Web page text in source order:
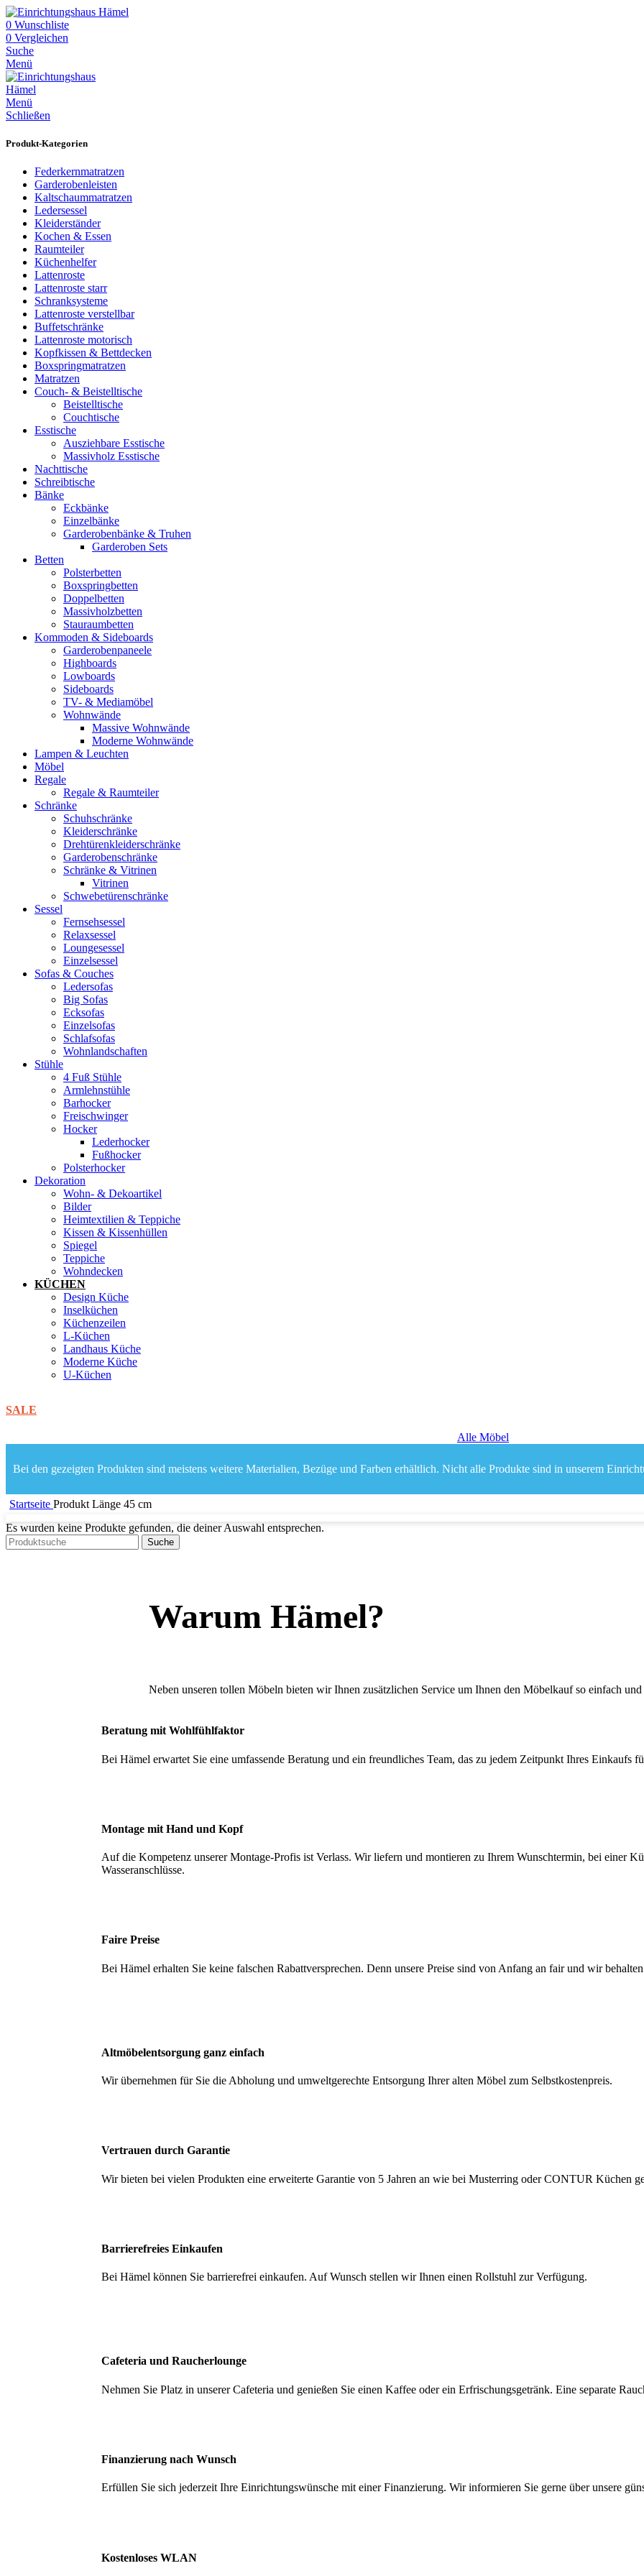
0 Wunschliste
0 Vergleichen
Suche
Menü
Menü
Schließen
Produkt-Kategorien
Federkernmatratzen
Garderobenleisten
Kaltschaummatratzen
Ledersessel
Kleiderständer
Kochen & Essen
Raumteiler
Küchenhelfer
Lattenroste
Lattenroste starr
Schranksysteme
Lattenroste verstellbar
Buffetschränke
Lattenroste motorisch
Kopfkissen & Bettdecken
Boxspringmatratzen
Matratzen
Couch- & Beistelltische
Beistelltische
Couchtische
Esstische
Ausziehbare Esstische
Massivholz Esstische
Nachttische
Schreibtische
Bänke
Eckbänke
Einzelbänke
Garderobenbänke & Truhen
Garderoben Sets
Betten
Polsterbetten
Boxspringbetten
Doppelbetten
Massivholzbetten
Stauraumbetten
Kommoden & Sideboards
Garderobenpaneele
Highboards
Lowboards
Sideboards
TV- & Mediamöbel
Wohnwände
Massive Wohnwände
Moderne Wohnwände
Lampen & Leuchten
Möbel
Regale
Regale & Raumteiler
Schränke
Schuhschränke
Kleiderschränke
Drehtürenkleiderschränke
Garderobenschränke
Schränke & Vitrinen
Vitrinen
Schwebetürenschränke
Sessel
Fernsehsessel
Relaxsessel
Loungesessel
Einzelsessel
Sofas & Couches
Ledersofas
Big Sofas
Ecksofas
Einzelsofas
Schlafsofas
Wohnlandschaften
Stühle
4 Fuß Stühle
Armlehnstühle
Barhocker
Freischwinger
Hocker
Lederhocker
Fußhocker
Polsterhocker
Dekoration
Wohn- & Dekoartikel
Bilder
Heimtextilien & Teppiche
Kissen & Kissenhüllen
Spiegel
Teppiche
Wohndecken
KÜCHEN
Design Küche
Inselküchen
Küchenzeilen
L-Küchen
Landhaus Küche
Moderne Küche
U-Küchen
SALE
Alle Möbel
Bei den gezeigten Produkten sind meistens weitere Materialien, Bezüge und Farben erhältlich. Nicht alle Produkte sind in unserem
Startseite Produkt Länge 45 cm
Es wurden keine Produkte gefunden, die deiner Auswahl entsprechen.
Suche
Warum Hämel?
Neben unseren tollen Möbeln bieten wir Ihnen zusätzlichen Service um Ihnen den Möbelkauf so einfach
Beratung mit Wohlfühlfaktor
Bei Hämel erwartet Sie eine umfassende Beratung und ein freundliches Team, das zu jedem Zeitpunkt Ihres Einkaufs
Montage mit Hand und Kopf
Auf die Kompetenz unserer Montage-Profis ist Verlass. Wir liefern und montieren zu Ihrem Wunschtermin, bei einer
Wasseranschlüsse.
Faire Preise
Bei Hämel erhalten Sie keine falschen Rabattversprechen. Denn unsere Preise sind von Anfang an fair und wir
Altmöbelentsorgung ganz einfach
Wir übernehmen für Sie die Abholung und umweltgerechte Entsorgung Ihrer alten Möbel zum Selbstkostenpreis.
Vertrauen durch Garantie
Wir bieten bei vielen Produkten eine erweiterte Garantie von 5 Jahren an wie bei Musterring oder CONTUR Küchen
Barrierefreies Einkaufen
Bei Hämel können Sie barrierefrei einkaufen. Auf Wunsch stellen wir Ihnen einen Rollstuhl zur Verfügung.
Cafeteria und Raucherlounge
Nehmen Sie Platz in unserer Cafeteria und genießen Sie einen Kaffee oder ein Erfrischungsgetränk. Eine separate
Finanzierung nach Wunsch
Erfüllen Sie sich jederzeit Ihre Einrichtungswünsche mit einer Finanzierung. Wir informieren Sie gerne über unsere
Kostenloses WLAN